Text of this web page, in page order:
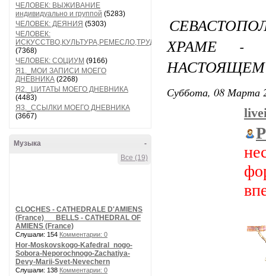
ЧЕЛОВЕК: ВЫЖИВАНИЕ
индивидуально и группой (5283)
ЧЕЛОВЕК: ДЕЯНИЯ (5303)
ЧЕЛОВЕК:
ИСКУССТВО,КУЛЬТУРА,РЕМЕСЛО,ТРУД
(7368)
ЧЕЛОВЕК: СОЦИУМ (9166)
Я1._МОИ ЗАПИСИ МОЕГО
ДНЕВНИКА (2268)
Я2._ЦИТАТЫ МОЕГО ДНЕВНИКА
(4483)
Я3._ССЫЛКИ МОЕГО ДНЕВНИКА
(3667)
-
Музыка
Все (19)
CLOCHES - CATHEDRALE D'AMIENS
(France) __ BELLS - CATHEDRAL OF
AMIENS (France)
Слушали: 154 Комментарии: 0
Hor-Moskovskogo-Kafedral_nogo-
Sobora-Neporochnogo-Zachatiya-
Devy-Marii-Svet-Nevechern
Слушали: 138 Комментарии: 0
ХРАМЕ -
НАСТОЯЩЕМ
Суббота, 08 Марта